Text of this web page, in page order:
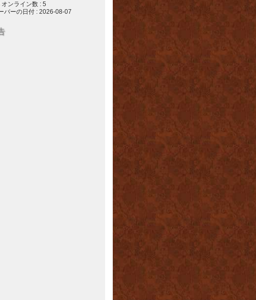
オンライン数 : 5
バーの日付 : 2026-08-07